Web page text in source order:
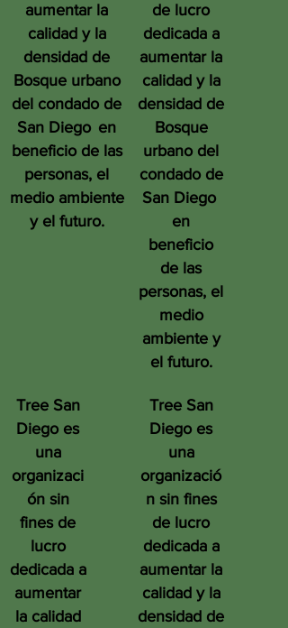
aumentar la
calidad y la
densidad de
Bosque urbano
del condado de
San Diego en
beneficio de las
personas, el
medio ambiente
y el futuro.
Tree San
Diego es
una
organizaci
ón sin
fines de
lucro
dedicada a
aumentar
la calidad
de lucro
dedicada a
aumentar la
calidad y la
densidad de
Bosque
urbano del
condado de
San Diego
en
beneficio
de las
personas, el
medio
ambiente y
el futuro.
Tree San
Diego es
una
organizació
n sin fines
de lucro
dedicada a
aumentar la
calidad y la
densidad de